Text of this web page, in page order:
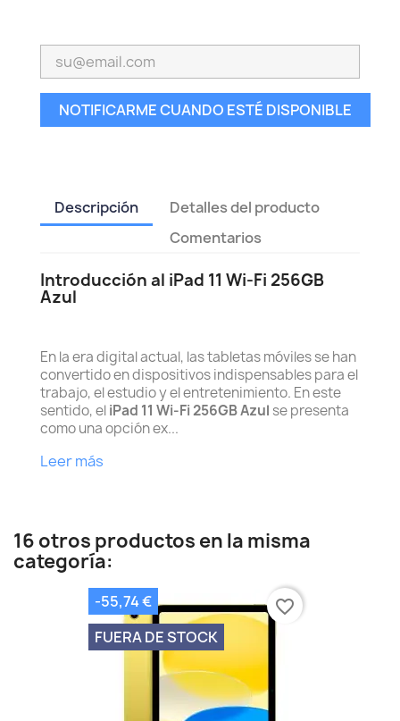
NOTIFICARME CUANDO ESTÉ DISPONIBLE
Descripción
Detalles del producto
Comentarios
Introducción al iPad 11 Wi-Fi 256GB
Azul
En la era digital actual, las tabletas móviles se han
convertido en dispositivos indispensables para el
trabajo, el estudio y el entretenimiento. En este
sentido, eliPad 11 Wi-Fi 256GB Azul se presenta
como una opción ex...
Leer más
16 otros productos en la misma
categoría:
-55,74 €
FUERA DE STOCK
favorite_border